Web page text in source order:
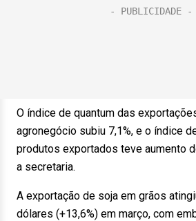
O índice de quantum das
agronegócio subiu 7,1%, e o índice
produtos exportados teve aumento
a secretaria.
A exportação de soja em grãos
dólares (+13,6%) em março, com